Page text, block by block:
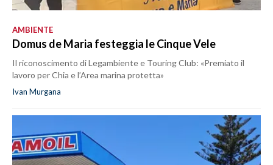
AMBIENTE
Domus de Maria festeggia le Cinque Vele
Il riconoscimento di Legambiente e Touring Club: «Premiato il
lavoro per Chia e l’Area marina protetta»
Ivan Murgana